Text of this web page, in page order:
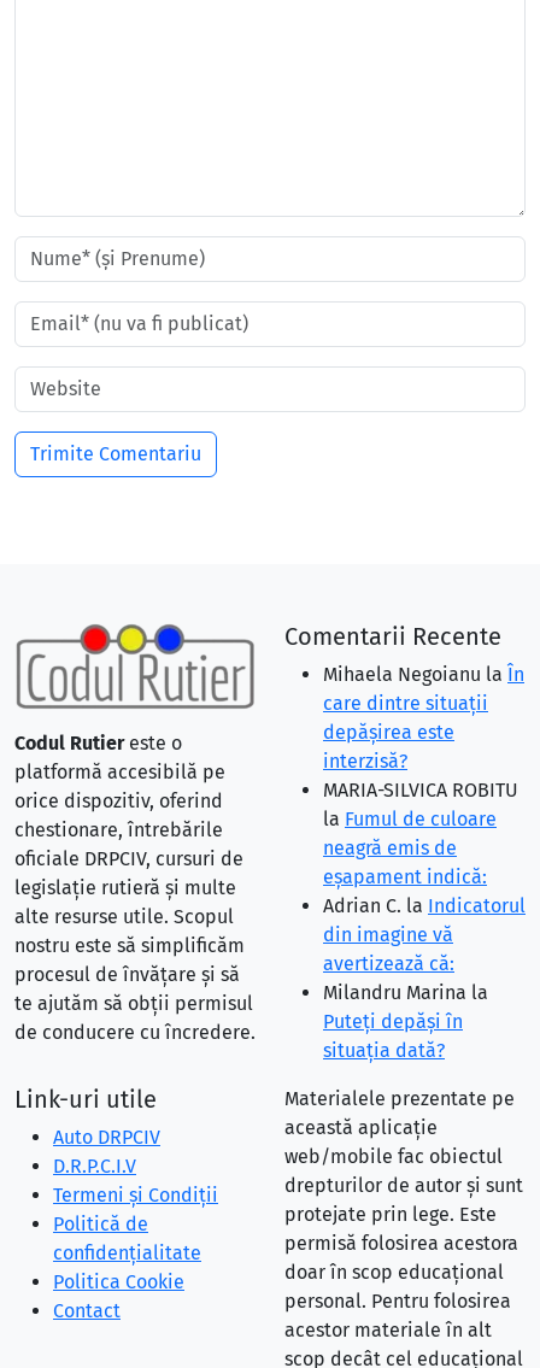
Codul Rutiereste o
platformă accesibilă pe
orice dispozitiv, oferind
chestionare, întrebările
oficiale DRPCIV, cursuri de
legislație rutieră și multe
alte resurse utile. Scopul
nostru este să simplificăm
procesul de învățare și să
te ajutăm să obții permisul
de conducere cu încredere.
Comentarii Recente
Mihaela Negoianu la În
care dintre situaţii
depăşirea este
interzisă?
MARIA-SILVICA ROBITU
la Fumul de culoare
neagră emis de
eşapament indică:
Adrian C. la Indicatorul
din imagine vă
avertizează că:
Milandru Marina la
Puteţi depăşi în
situaţia dată?
Link-uri utile
Auto DRPCIV
D.R.P.C.I.V
Termeni și Condiții
Politică de
confidențialitate
Politica Cookie
Contact
Materialele prezentate pe
această aplicație
web/mobile fac obiectul
drepturilor de autor și sunt
protejate prin lege. Este
permisă folosirea acestora
doar în scop educațional
personal. Pentru folosirea
acestor materiale în alt
scop decât cel educațional